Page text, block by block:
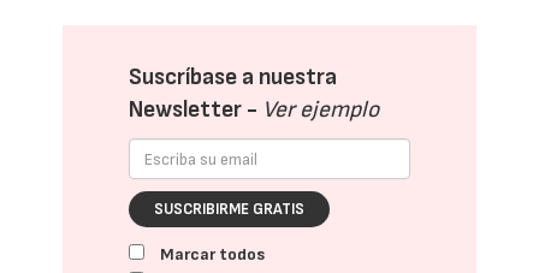
Suscríbase a nuestra
Newsletter - Ver ejemplo
SUSCRIBIRME GRATIS
Marcar todos